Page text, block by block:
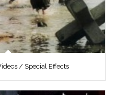
/ Special Effects